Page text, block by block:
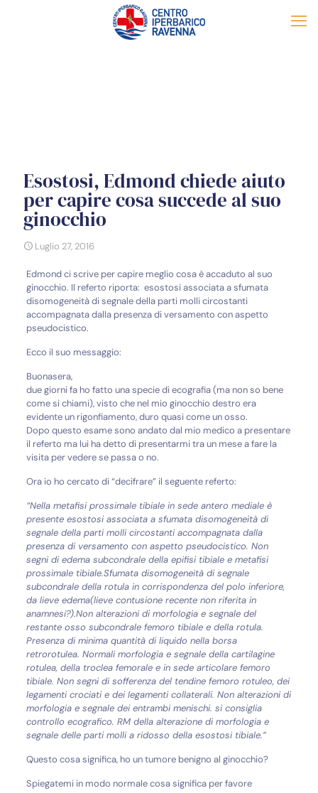
Esostosi, Edmond chiede aiuto
per capire cosa succede al suo
ginocchio
Luglio 27, 2016
Edmond ci scrive per capire meglio cosa è accaduto al suo
ginocchio. Il referto riporta: esostosi associata a sfumata
disomogeneità di segnale della parti molli circostanti
accompagnata dalla presenza di versamento con aspetto
pseudocistico.
Ecco il suo messaggio:
Buonasera,
due giorni fa ho fatto una specie di ecografia (ma non so bene
come si chiami), visto che nel mio ginocchio destro era
evidente un rigonfiamento, duro quasi come un osso.
Dopo questo esame sono andato dal mio medico a presentare
il referto ma lui ha detto di presentarmi tra un mese a fare la
visita per vedere se passa o no.
Ora io ho cercato di “decifrare” il seguente referto:
“Nella metafisi prossimale tibiale in sede antero mediale è
presente esostosi associata a sfumata disomogeneità di
segnale della parti molli circostanti accompagnata dalla
presenza di versamento con aspetto pseudocistico. Non
segni di edema subcondrale della epifisi tibiale e metafisi
prossimale tibiale.Sfumata disomogeneità di segnale
subcondrale della rotula in corrispondenza del polo inferiore,
da lieve edema(lieve contusione recente non riferita in
anamnesi?).Non alterazioni di morfologia e segnale del
restante osso subcondrale femoro tibiale e della rotula.
Presenza di minima quantità di liquido nella borsa
retrorotulea. Normali morfologia e segnale della cartilagine
rotulea, della troclea femorale e in sede articolare femoro
tibiale. Non segni di sofferenza del tendine femoro rotuleo, dei
legamenti crociati e dei legamenti collaterali. Non alterazioni di
morfologia e segnale dei entrambi menischi. si consiglia
controllo ecografico. RM della alterazione di morfologia e
segnale delle parti molli a ridosso della esostosi tibiale.”
Questo cosa significa, ho un tumore benigno al ginocchio?
Spiegatemi in modo normale cosa significa per favore